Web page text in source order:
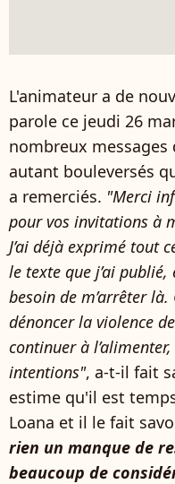
L'animateur a de
parole ce jeudi 26
nombreux
autant bouleversés
a remerciés. "Merci
pour vos invitations à
J’ai déjà exprimé tout
le texte que j’ai publié,
besoin de m’arrêter
dénoncer la violence
continuer à
intentions", a-t-il fait
estime qu'il est
Loana et il le fait
rien un manque de
beaucoup de